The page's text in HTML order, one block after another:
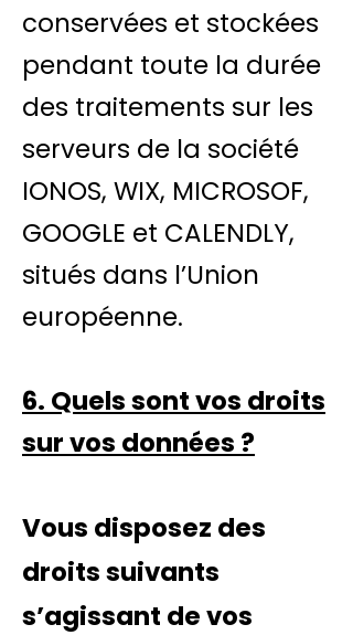
conservées et stockées
pendant toute la durée
des traitements sur les
serveurs de la société
IONOS, WIX, MICROSOF,
GOOGLE et CALENDLY,
situés dans l’Union
européenne.
6. Quels sont vos droits
sur vos données ?
Vous disposez des
droits suivants
s’agissant de vos